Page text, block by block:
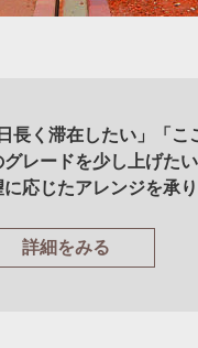
長く滞在したい」「こ
グレードを少し上げたい
応じたアレンジを承り
詳細をみる